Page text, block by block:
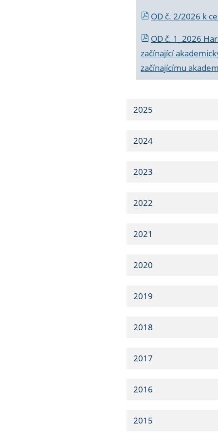
OD č. 2/2026 k
OD č. 1_2026
začínající
začínajícímu
2025
2024
2023
2022
2021
2020
2019
2018
2017
2016
2015